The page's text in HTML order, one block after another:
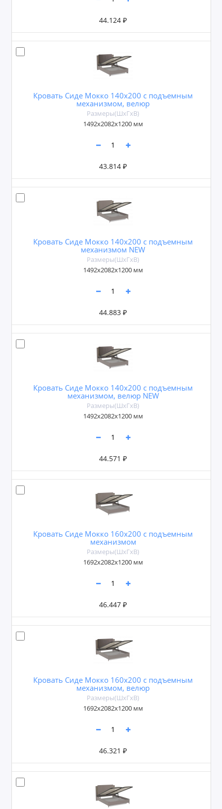
44.124 ₽
Кровать Сиде Мокко 140х200 с подъемным
механизмом, велюр
Размеры(ШxГxВ)
1492х2082х1200 мм
43.814 ₽
Кровать Сиде Мокко 140х200 с подъемным
механизмом NEW
Размеры(ШxГxВ)
1492х2082х1200 мм
44.883 ₽
Кровать Сиде Мокко 140х200 с подъемным
механизмом, велюр NEW
Размеры(ШxГxВ)
1492х2082х1200 мм
44.571 ₽
Кровать Сиде Мокко 160х200 с подъемным
механизмом
Размеры(ШxГxВ)
1692х2082х1200 мм
46.447 ₽
Кровать Сиде Мокко 160х200 с подъемным
механизмом, велюр
Размеры(ШxГxВ)
1692х2082х1200 мм
46.321 ₽